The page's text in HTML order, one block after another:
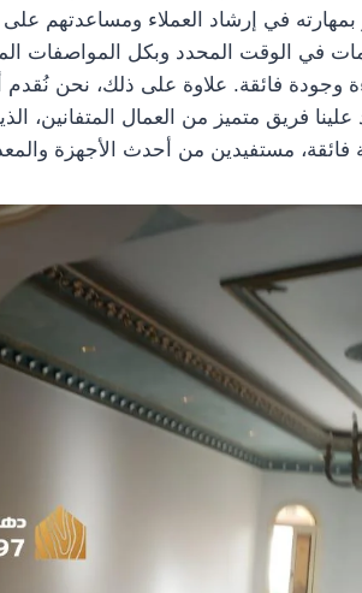
بمهارته في إرشاد العملاء ومساعدتهم
في الوقت المحدد وبكل المواصفات
وجودة فائقة. علاوة على ذلك، نحن
علينا فريق متميز من العمال
فائقة، مستفيدين من أحدث الأجهزة